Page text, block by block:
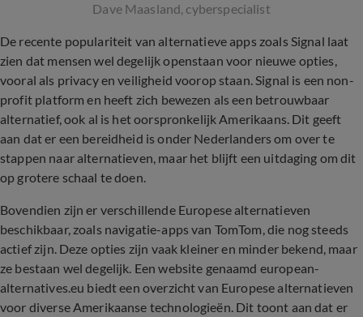
Dave Maasland, cyberspecialist
De recente populariteit van alternatieve apps zoals Signal laat
zien dat mensen wel degelijk openstaan voor nieuwe opties,
vooral als privacy en veiligheid voorop staan. Signal is een non-
profit platform en heeft zich bewezen als een betrouwbaar
alternatief, ook al is het oorspronkelijk Amerikaans. Dit geeft
aan dat er een bereidheid is onder Nederlanders om over te
stappen naar alternatieven, maar het blijft een uitdaging om dit
op grotere schaal te doen.
Bovendien zijn er verschillende Europese alternatieven
beschikbaar, zoals navigatie-apps van TomTom, die nog steeds
actief zijn. Deze opties zijn vaak kleiner en minder bekend, maar
ze bestaan wel degelijk. Een website genaamd european-
alternatives.eu biedt een overzicht van Europese alternatieven
voor diverse Amerikaanse technologieën. Dit toont aan dat er